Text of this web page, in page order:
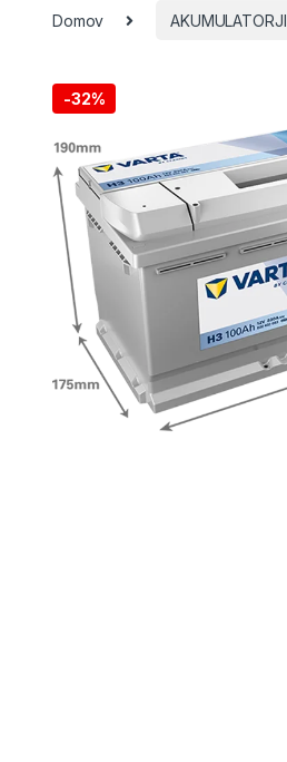
Domov AKUMULATORJI
-32%